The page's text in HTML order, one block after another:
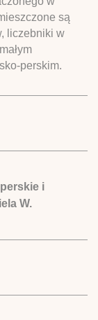
są
liczebniki w
perskim.
i
W.